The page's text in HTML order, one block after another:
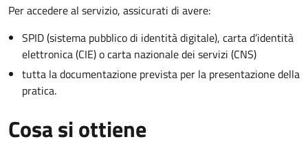
Per accedere al servizio, assicurati di avere:
SPID (sistema pubblico di identità digitale), carta d’identità
elettronica (CIE) o carta nazionale dei servizi (CNS)
tutta la documentazione prevista per la presentazione della
pratica.
Cosa si ottiene